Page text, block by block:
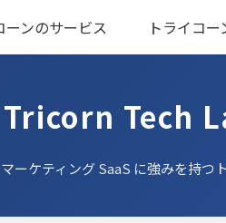
ーンのサービス トライコ
Tricorn Tech
ーケティング SaaS に強みを持つ